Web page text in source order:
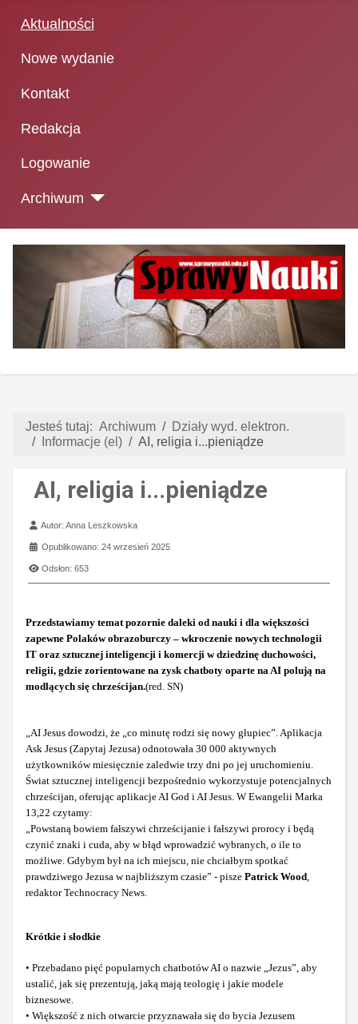
Aktualności
Nowe wydanie
Kontakt
Redakcja
Logowanie
Archiwum
Jesteś tutaj: Archiwum
Działy wyd. elektron.
Informacje (el)
AI, religia i...pieniądze
AI, religia i...pieniądze
Szczegóły
Autor:Anna Leszkowska
Opublikowano: 24 wrzesień 2025
Odsłon: 653
Przedstawiamy temat pozornie daleki od nauki i dla większości
zapewne Polaków obrazoburczy – wkroczenie nowych technologii
IT oraz sztucznej inteligencji i komercji w dziedzinę duchowości,
religii, gdzie zorientowane na zysk chatboty oparte na AI polują na
modlących się chrześcijan.(red. SN)
„AI Jesus dowodzi, że „co minutę rodzi się nowy głupiec”. Aplikacja
Ask Jesus (Zapytaj Jezusa) odnotowała 30 000 aktywnych
użytkowników miesięcznie zaledwie trzy dni po jej uruchomieniu.
Świat sztucznej inteligencji bezpośrednio wykorzystuje potencjalnych
chrześcijan, oferując aplikacje AI God i AI Jesus. W Ewangelii Marka
13,22 czytamy:
„Powstaną bowiem fałszywi chrześcijanie i fałszywi prorocy i będą
czynić znaki i cuda, aby w błąd wprowadzić wybranych, o ile to
możliwe. Gdybym był na ich miejscu, nie chciałbym spotkać
prawdziwego Jezusa w najbliższym czasie” - pisze Patrick Wood,
redaktor Technocracy News.
Krótkie i słodkie
• Przebadano pięć popularnych chatbotów AI o nazwie „Jezus”, aby
ustalić, jak się prezentują, jaką mają teologię i jakie modele
biznesowe.
• Większość z nich otwarcie przyznawała się do bycia Jezusem